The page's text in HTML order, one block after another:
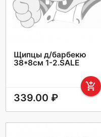
Щипцы д/барбекю
38*8см 1-2.SALE
add_shopping_cart
339.00 ₽